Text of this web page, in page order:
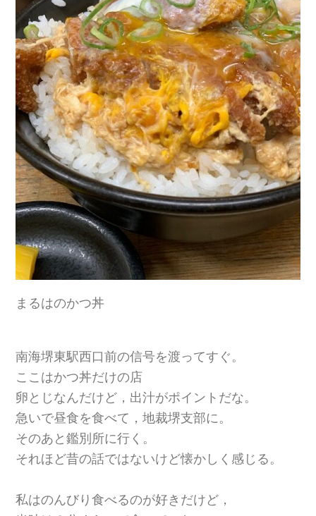
まるはのかつ丼
南海堺東駅西口前の信号を渡ってすぐ。
ここはかつ丼だけの店
卵とじなんだけど，出汁がポイントだな。
急いで昼食を食べて，地裁堺支部に。
そのあと鑑別所に行く。
それほど昔の話ではないけど懐かしく感じる。
私はのんびり食べるのが好きだけど，